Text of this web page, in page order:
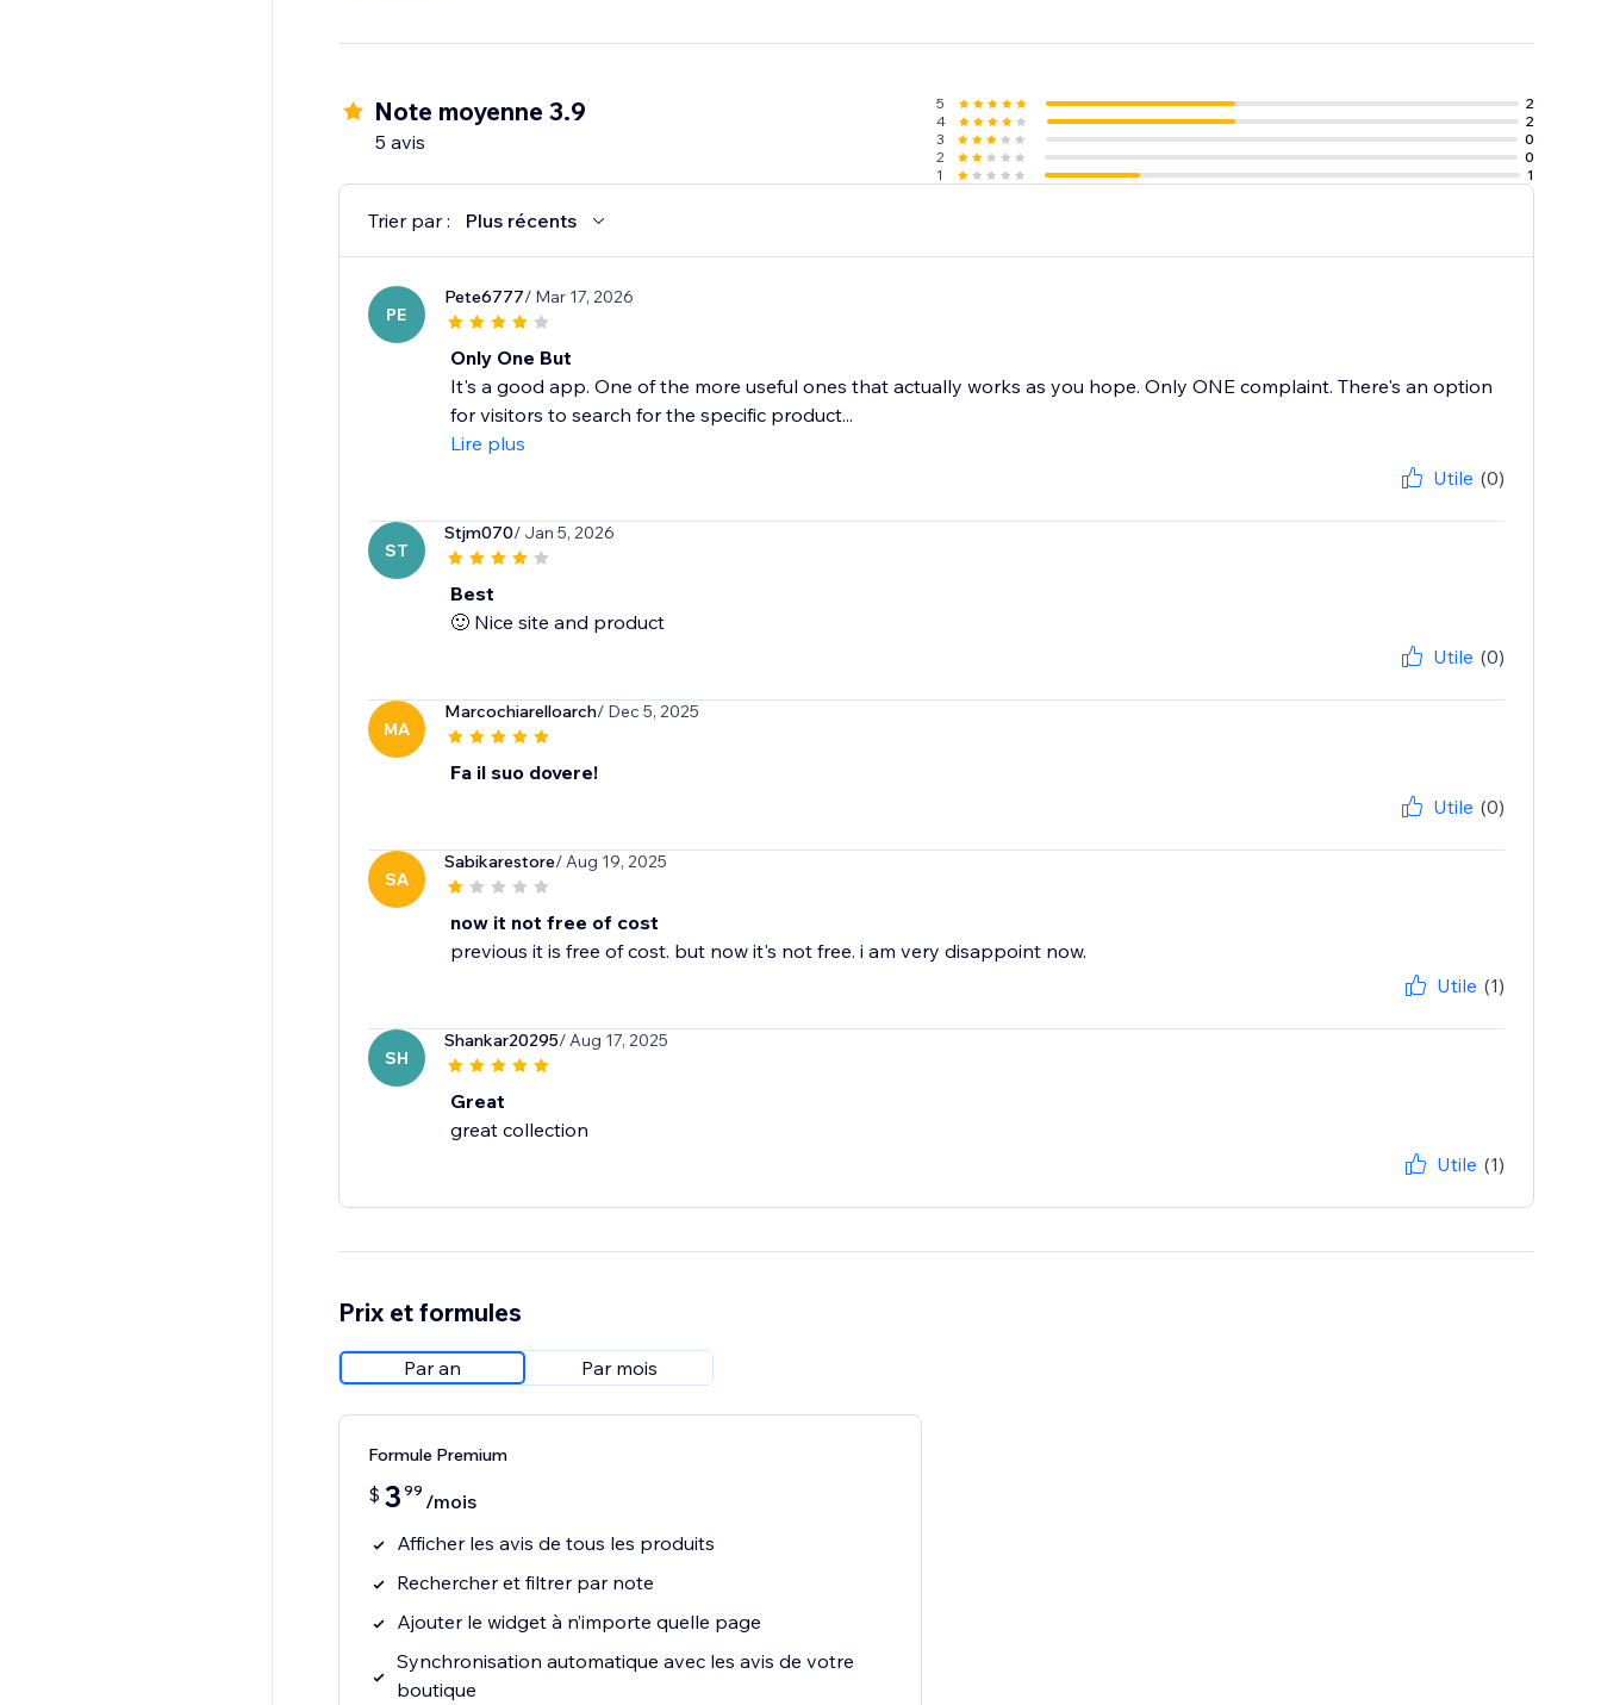
Note moyenne 3.9
5 avis
5
2
4
2
3
0
2
0
1
1
Trier par : Plus récents
PE
Pete6777/ Mar 17, 2026
Only One But
It's a good app. One of the more useful ones that actually works as you hope. Only ONE complaint. There's an option
for visitors to search for the specific product...
Lire plus
Utile (0)
ST
Stjm070/ Jan 5, 2026
Best
🙂 Nice site and product
Utile (0)
MA
Marcochiarelloarch/ Dec 5, 2025
Fa il suo dovere!
Utile (0)
SA
Sabikarestore/ Aug 19, 2025
now it not free of cost
previous it is free of cost. but now it's not free. i am very disappoint now.
Utile (1)
SH
Shankar20295/ Aug 17, 2025
Great
Utile (1)
Prix et formules
Par an Par mois
Formule Premium
$ 3 99 /mois
Afficher les avis de tous les produits
Rechercher et filtrer par note
Ajouter le widget à n’importe quelle page
Synchronisation automatique avec les avis de votre
boutique